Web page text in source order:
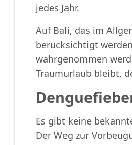
jedes Jahr.
Auf Bali, das im
berücksichtigt
wahrgenommen
Traumurlaub bleibt,
Es gibt keine
Der Weg zur